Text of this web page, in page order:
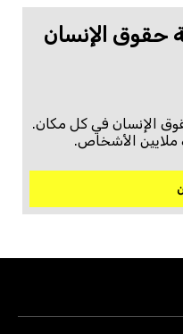
حقوق الإنسان
الإنسان في كل مكان.
ملايين الأشخاص.